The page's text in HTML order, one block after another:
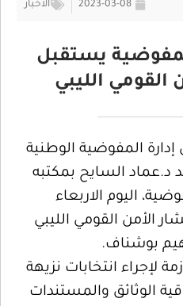
2023-03-08 الأخبار
يستقبل
الليبي
المفوضية الوطنية
د.عماد السايح بمكتبه
اليوم الاربعاء
مستشار الأمن القومي الليبي
بوشناف.
لإجراء انتخابات نزيهة
الوثائق والمستندات